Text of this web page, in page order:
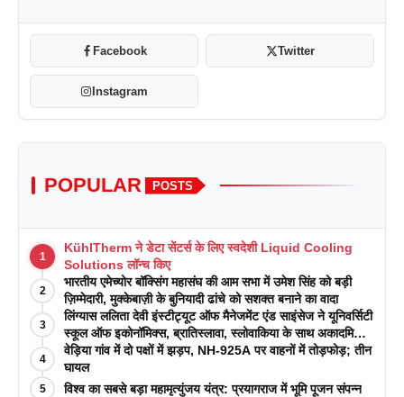
Facebook Twitter
Instagram
POPULAR POSTS
1
KühlTherm ने डेटा सेंटर्स के लिए स्वदेशी Liquid Cooling
Solutions लॉन्च किए
2
भारतीय एमेच्योर बॉक्सिंग महासंघ की आम सभा में उमेश सिंह को बड़ी
ज़िम्मेदारी, मुक्केबाज़ी के बुनियादी ढांचे को सशक्त बनाने का वादा
3
लिंग्यास ललिता देवी इंस्टीट्यूट ऑफ मैनेजमेंट एंड साइंसेज ने यूनिवर्सिटी
स्कूल ऑफ इकोनॉमिक्स, ब्रातिस्लावा, स्लोवाकिया के साथ अकादमिक
पत्रिकाओं में प्रकाशन रणनीतियों पर एक दिवसीय कार्यशाला का
आयोजन किया
4
वेड़िया गांव में दो पक्षों में झड़प, NH-925A पर वाहनों में तोड़फोड़; तीन
घायल
5 विश्व का सबसे बड़ा महामृत्युंजय यंत्र: प्रयागराज में भूमि पूजन संपन्न